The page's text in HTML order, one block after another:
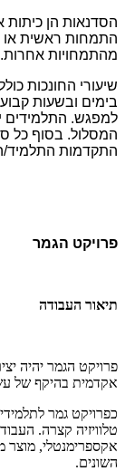
הסדנאות הן כיתות
התמחות ראשית או
מהתמחויות אחרות.
שיעורי החונכות
בימים ובשעות
למפגש. התלמידים
המסלול. בסוף כל
התקדמות התלמיד/
פרויקט הגמר
תיאור העבודה
פרויקט הגמר יהיה
אקדמית בהיקף של
כפרויקט גמר
טלוויזיה קצרה.
אקספרימנטלי, מוצר
השונים.